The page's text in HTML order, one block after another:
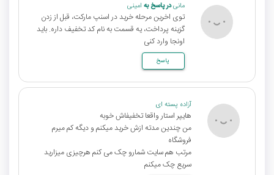
مانیدر پاسخ به امینی
توی اخرین مرحله خرید در اسنپ مارکت، قبل از زدن
گزینه پرداخت، یه قسمت به نام کد تخفیف داره. باید
اونجا وارد کنی
پاسخ
آزاده پسته‌ ای
هایپر استار واقعا تخفیفاش خوبه
من چندین مدته ازش خرید میکنم و دیگه کم میرم
فروشگاه
مرتب هم سایت شمارو چک می کنم هرچیزی میزارید
سریع چک میکنم